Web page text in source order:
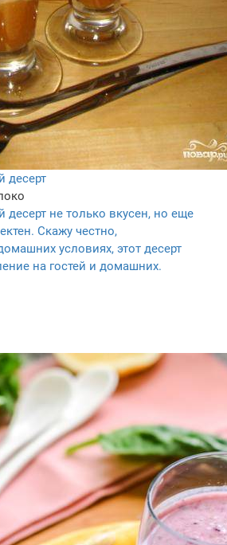
десерт
не только вкусен, но еще
Скажу честно,
условиях, этот десерт
на гостей и домашних.